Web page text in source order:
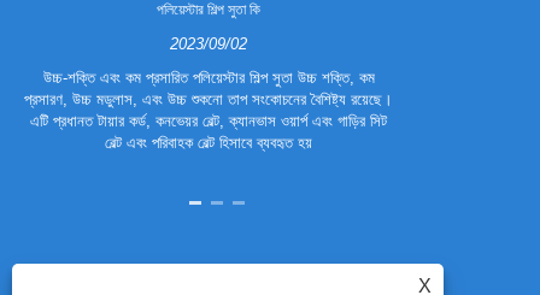
পলিয়েস্টার শিল্প সুতা কি
2023/09/02
উচ্চ-শক্তি এবং কম প্রসারিত পলিয়েস্টার শিল্প সুতা উচ্চ শক্তি, কম
প্রসারণ, উচ্চ মডুলাস, এবং উচ্চ শুকনো তাপ সংকোচনের বৈশিষ্ট্য রয়েছে।
এটি প্রধানত টায়ার কর্ড, কনভেয়র বেল্ট, ক্যানভাস ওয়ার্প এবং গাড়ির সিট
বেল্ট এবং পরিবাহক বেল্ট হিসাবে ব্যবহৃত হয়
X